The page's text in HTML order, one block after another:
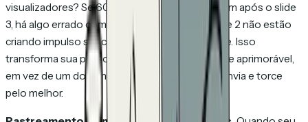
visualizadores? Se 60% dos prospects desistem após o slide
3, há algo errado com o slide 3 — ou os slides 1 e 2 não estão
criando impulso suficiente para levá-los adiante. Isso
transforma sua proposta em um ativo testável e aprimorável,
em vez de um documento estático que você envia e torce
pelo melhor.